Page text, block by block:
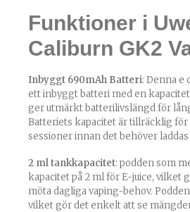
Funktioner i
Caliburn GK2
Inbyggt 690mAh Batteri: Denna e
ett inbyggt batteri med en
ger utmärkt batterilivslängd för
Batteriets kapacitet är tillräcklig
sessioner innan det behöver laddas
2 ml tankkapacitet: podden som
kapacitet på 2 ml för E-juice, vilket
möta dagliga vaping-behov.
vilket gör det enkelt att se